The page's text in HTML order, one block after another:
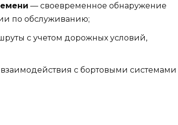
— своевременное обнаружение
по обслуживанию;
с учетом дорожных условий,
с бортовыми системами